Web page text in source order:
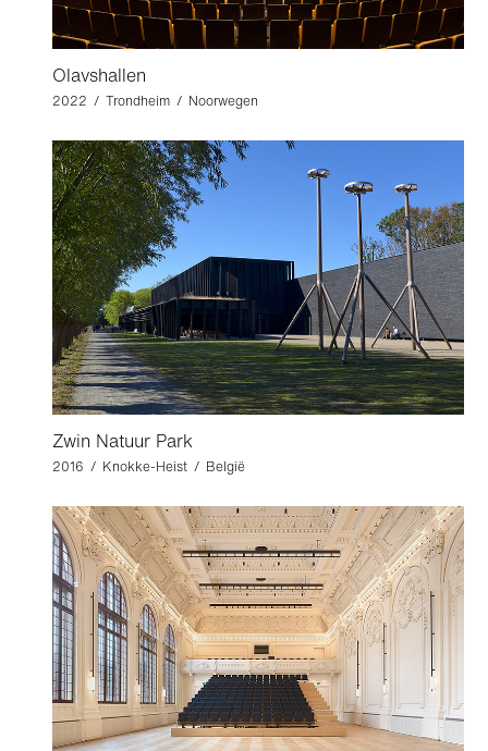
Olavshallen
2022 / Trondheim / Noorwegen
Zwin Natuur Park
2016 / Knokke-Heist / België